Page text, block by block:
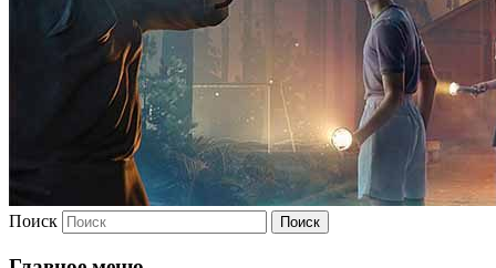
Поиск